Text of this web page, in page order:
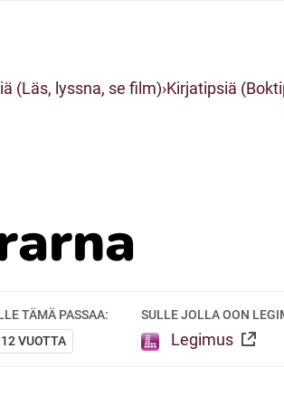
Resanderomani (Romska)
(Läs, lyssna, se film) Kirjatipsiä
TÄMÄ PASSAA:
VUOTTA
SULLE JOLLA OON
Legimus